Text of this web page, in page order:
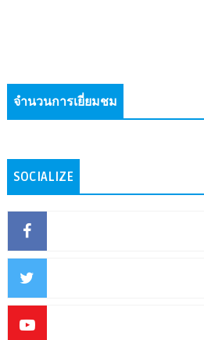
จำนวนการเยี่ยมชม
SOCIALIZE